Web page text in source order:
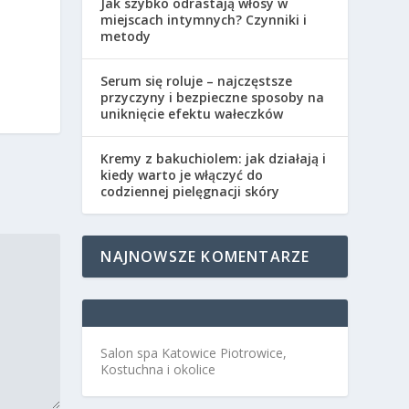
miejscach intymnych? Czynniki i
metody
Serum się roluje – najczęstsze
przyczyny i bezpieczne sposoby na
uniknięcie efektu wałeczków
Kremy z bakuchiolem: jak działają i
kiedy warto je włączyć do
codziennej pielęgnacji skóry
NAJNOWSZE KOMENTARZE
Salon spa Katowice Piotrowice,
Kostuchna i okolice